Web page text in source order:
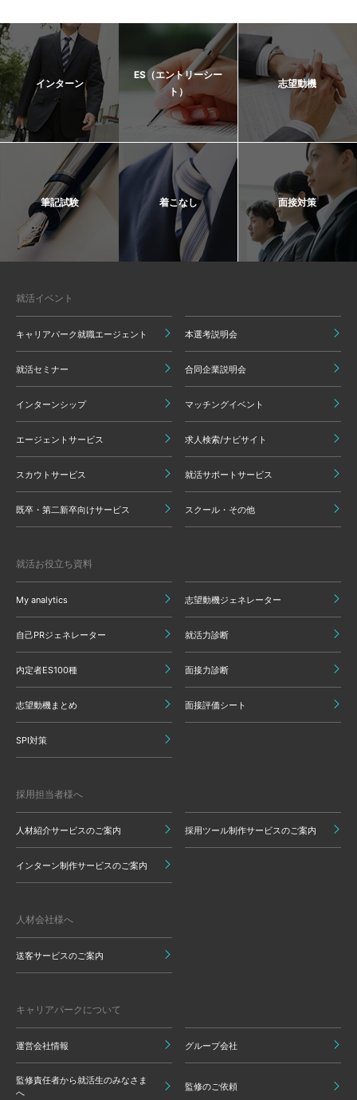
インターン
ES（エントリーシー
ト）
志望動機
筆記試験 着こなし 面接対策
就活イベント
キャリアパーク就職エージェント 本選考説明会
就活セミナー 合同企業説明会
インターンシップ マッチングイベント
エージェントサービス 求人検索/ナビサイト
スカウトサービス 就活サポートサービス
既卒・第二新卒向けサービス スクール・その他
就活お役立ち資料
My analytics 志望動機ジェネレーター
自己PRジェネレーター 就活力診断
内定者ES100種 面接力診断
志望動機まとめ 面接評価シート
SPI対策
採用担当者様へ
人材紹介サービスのご案内 採用ツール制作サービスのご案内
インターン制作サービスのご案内
人材会社様へ
送客サービスのご案内
キャリアパークについて
運営会社情報 グループ会社
監修責任者から就活生のみなさま
へ
監修のご依頼